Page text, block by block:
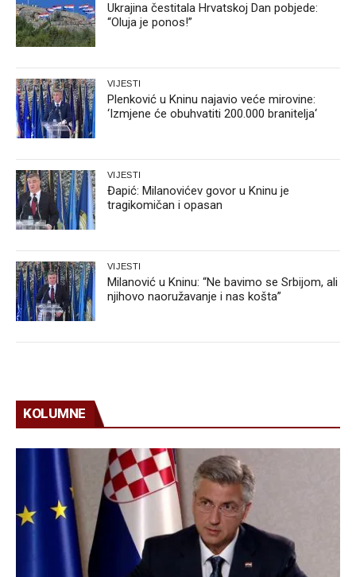
Ukrajina čestitala Hrvatskoj Dan pobjede:
“Oluja je ponos!”
VIJESTI
Plenković u Kninu najavio veće mirovine:
‘Izmjene će obuhvatiti 200.000 branitelja‘
VIJESTI
Đapić: Milanovićev govor u Kninu je
tragikomičan i opasan
VIJESTI
Milanović u Kninu: “Ne bavimo se Srbijom, ali
njihovo naoružavanje i nas košta”
KOLUMNE